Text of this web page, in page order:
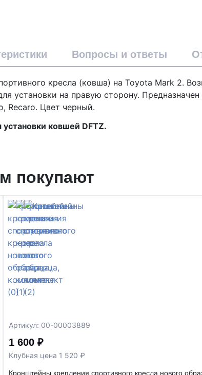
Вопросы и ответы
кресла (ковша) на Toyota Mark 2.
установки на правую сторону.
Recaro. Цвет черный.
ковшей DFTZ.
покупают
Артикул: 00-00003889
1 600 ₽
Клубная цена 1 520 ₽
Кронштейны крепления спортивного кресла нового